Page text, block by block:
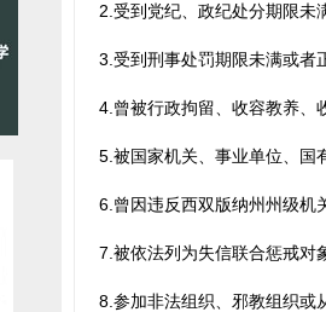
2.受到党纪、政纪处分期限未
3.受到刑事处罚期限未满或者
4.曾被行政拘留、收容教养、
5.被国家机关、事业单位、国
6.曾因违反西双版纳州州级机
7.被依法列为失信联合惩戒对
8.参加非法组织、邪教组织或